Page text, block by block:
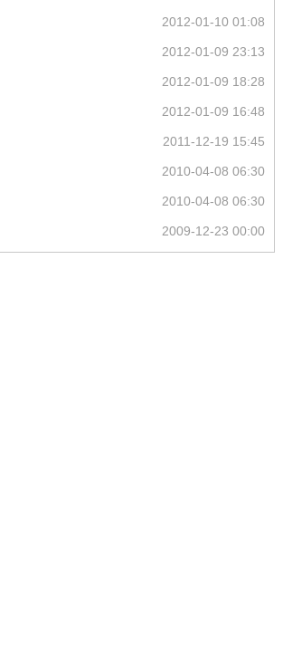
2012-01-10 01:08
2012-01-09 23:13
2012-01-09 18:28
2012-01-09 16:48
2011-12-19 15:45
2010-04-08 06:30
2010-04-08 06:30
2009-12-23 00:00